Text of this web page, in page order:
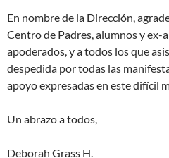
En nombre de la Dirección,
Centro de Padres, alumnos y ex-
apoderados, y a todos los que
despedida por todas las
apoyo expresadas en este difícil
Un abrazo a todos,
Deborah Grass H.